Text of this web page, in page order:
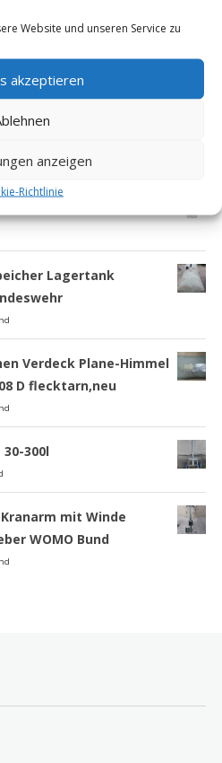
Website und unseren Service zu
akzeptieren
anzeigen
Richtlinie
im Warenkorb.
Lagertank
Verdeck Plane-Himmel
D flecktarn,neu
30-300l
Kranarm mit Winde
WOMO Bund